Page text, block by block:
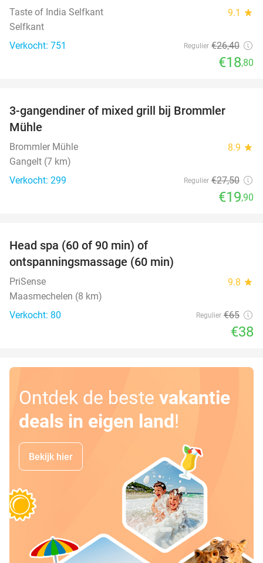
Taste of India Selfkant 9.1 star
Selfkant
Verkocht: 751
Regulier €26,40
€18,80
3-gangendiner of mixed grill bij Brommler
Mühle
Brommler Mühle 8.9 star
Gangelt (7 km)
Verkocht: 299
Regulier €27,50
€19,90
Head spa (60 of 90 min) of
ontspanningsmassage (60 min)
PriSense 9.8 star
Maasmechelen (8 km)
Verkocht: 80
Regulier €65
€38
Ontdek de beste vakantie
deals in eigen land!
Bekijk hier